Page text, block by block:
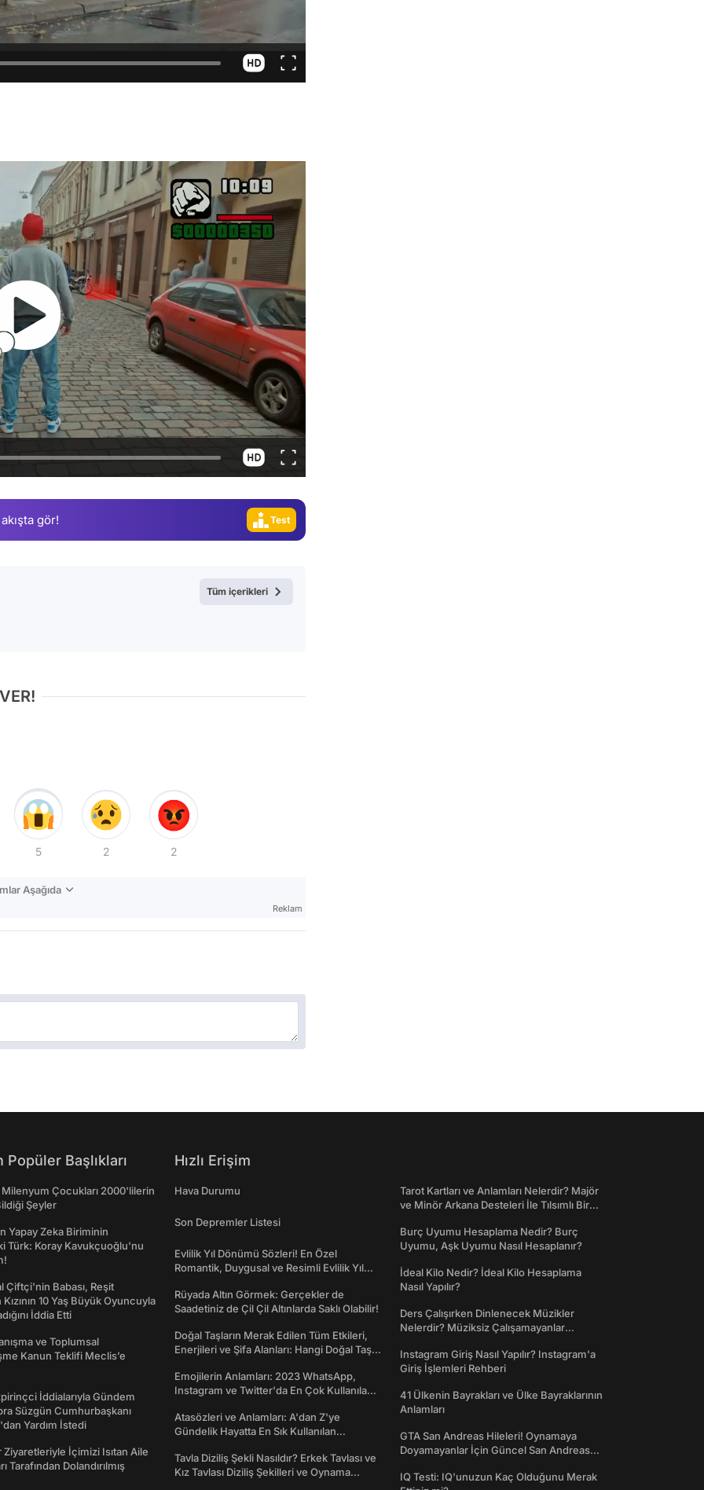
gör!
Video
Gündem
Test
Tüm içerikleri
5 2 2
Aşağıda
Reklam
Popüler Başlıkları
Milenyum Çocukları 2000'lilerin
Şeyler
Yapay Zeka Biriminin
Türk: Koray Kavukçuoğlu'nu
Çiftçi'nin Babası, Reşit
10 Yaş Büyük Oyuncuyla
İddia Etti
ve Toplumsal
Kanun Teklifi Meclis’e
İddialarıyla Gündem
Süzgün Cumhurbaşkanı
Yardım İstedi
Ziyaretleriyle İçimizi Isıtan Aile
Tarafından Dolandırılmış
Hızlı Erişim
Hava Durumu
Son Depremler Listesi
Evlilik Yıl Dönümü Sözleri! En Özel
Romantik, Duygusal ve Resimli Evlilik Yıl
Rüyada Altın Görmek: Gerçekler de
Saadetiniz de Çil Çil Altınlarda Saklı Olabilir!
Doğal Taşların Merak Edilen Tüm Etkileri,
Enerjileri ve Şifa Alanları: Hangi Doğal Taş
Emojilerin Anlamları: 2023 WhatsApp,
Instagram ve Twitter'da En Çok Kullanılan
Atasözleri ve Anlamları: A'dan Z'ye
Gündelik Hayatta En Sık Kullanılan
Tavla Diziliş Şekli Nasıldır? Erkek Tavlası ve
Kız Tavlası Diziliş Şekilleri ve Oynama
Tarot Kartları ve Anlamları Nelerdir? Majör
ve Minör Arkana Desteleri İle Tılsımlı Bir
Burç Uyumu Hesaplama Nedir? Burç
Uyumu, Aşk Uyumu Nasıl Hesaplanır?
İdeal Kilo Nedir? İdeal Kilo Hesaplama
Nasıl Yapılır?
Ders Çalışırken Dinlenecek Müzikler
Nelerdir? Müziksiz Çalışamayanlar
Instagram Giriş Nasıl Yapılır? Instagram'a
Giriş İşlemleri Rehberi
41 Ülkenin Bayrakları ve Ülke Bayraklarının
Anlamları
GTA San Andreas Hileleri! Oynamaya
Doyamayanlar İçin Güncel San Andreas
IQ Testi: IQ'unuzun Kaç Olduğunu Merak